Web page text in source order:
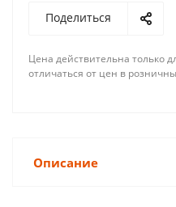
Поделиться
Цена действительна только
отличаться от цен в
Описание